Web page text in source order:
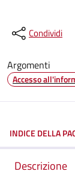
Condividi
Argomenti
Accesso
INDICE DELLA
Descrizione